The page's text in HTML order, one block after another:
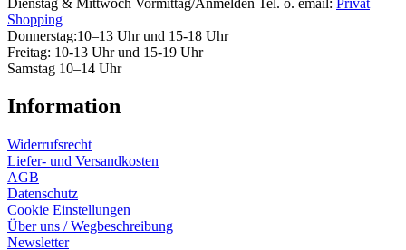
Shopping
Donnerstag:10–13 Uhr und 15-18 Uhr
Freitag: 10-13 Uhr und 15-19 Uhr
Samstag 10–14 Uhr
Information
Widerrufsrecht
Liefer- und Versandkosten
AGB
Datenschutz
Cookie Einstellungen
Über uns / Wegbeschreibung
Newsletter